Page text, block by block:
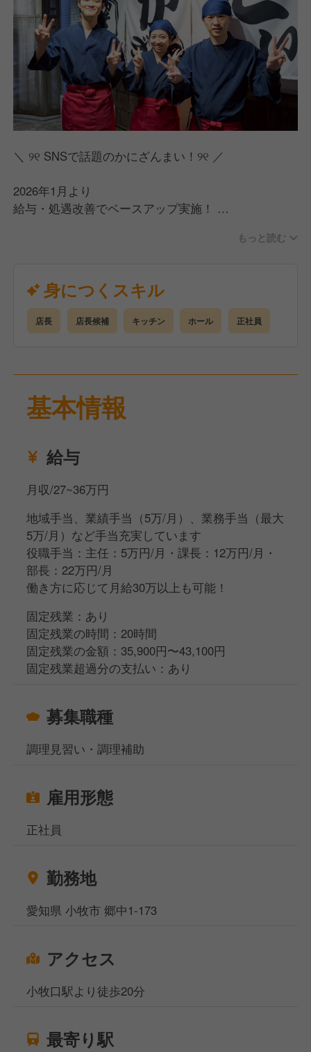
＼ ୨୧ SNSで話題のかにざんまい！୨୧ ／
2026年1月より
給与・処遇改善でベースアップ実施！
スピード面接・内定可能！
応募から1週間以内に内定出せます！
スグの入社も可能！
＼
・キッチン：食材の管理、調理全般、メニュー開発な
・シフト作成、売上管理、発注業務、スタッフ育成な
どを、お任せします！
まずは基本的な業務からスタート！
経験や意欲に応じて店長業務を段階的にお任せします
店舗の業績が給与に直結する仕組みあり!
頑張りがしっかり反映されるのが魅力✨
最短4ヶ月での店長昇格実績もあり
将来的にはマネージャー・幹部候補としてキャリアア
もっと読む
身につくスキル
店長 店長候補 キッチン ホール 正社員
基本情報
給与
月収/27~36万円
地域手当、業績手当（5万/月）、業務手当（最大
5万/月）など手当充実しています
役職手当：主任：5万円/月・課長：12万円/月・
部長：22万円/月
働き方に応じて月給30万以上も可能！
固定残業：あり
固定残業の時間：20時間
固定残業の金額：35,900円〜43,100円
固定残業超過分の支払い：あり
募集職種
調理見習い・調理補助
雇用形態
正社員
勤務地
愛知県 小牧市 郷中1-173
アクセス
小牧口駅より徒歩20分
最寄り駅